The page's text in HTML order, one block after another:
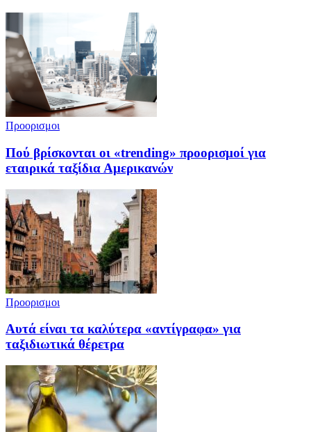
Προορισμοι
Πού βρίσκονται οι «trending» προορισμοί για
εταιρικά ταξίδια Αμερικανών
Προορισμοι
Αυτά είναι τα καλύτερα «αντίγραφα» για
ταξιδιωτικά θέρετρα